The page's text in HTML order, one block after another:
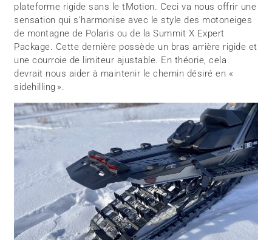
plateforme rigide sans le tMotion. Ceci va nous offrir une
sensation qui s’harmonise avec le style des motoneiges
de montagne de Polaris ou de la Summit X Expert
Package. Cette dernière possède un bras arrière rigide et
une courroie de limiteur ajustable. En théorie, cela
devrait nous aider à maintenir le chemin désiré en «
sidehilling ».